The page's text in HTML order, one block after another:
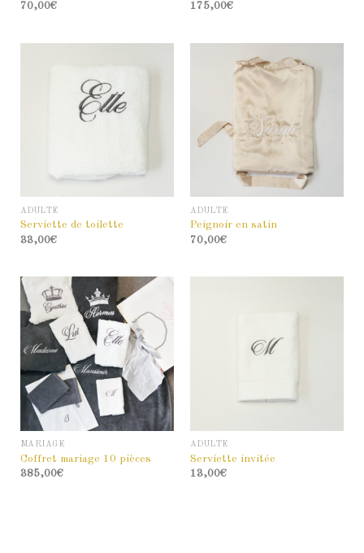
70,00€
175,00€
ADULTE
Serviette de toilette
33,00€
ADULTE
Peignoir en satin
70,00€
MARIAGE
Coffret mariage 10 pièces
385,00€
ADULTE
Serviette invitée
13,00€